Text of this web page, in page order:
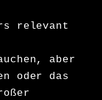
relevant
aber
oder das